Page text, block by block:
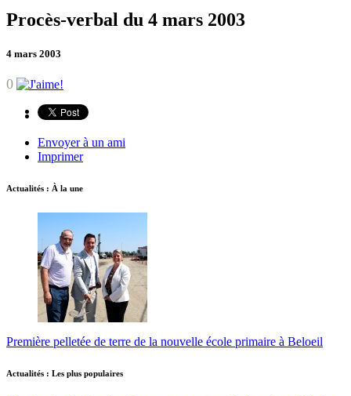
Procès-verbal du 4 mars 2003
4 mars 2003
0
Envoyer à un ami
Imprimer
Actualités : À la une
Première pelletée de terre de la nouvelle école primaire à Beloeil
Actualités : Les plus populaires